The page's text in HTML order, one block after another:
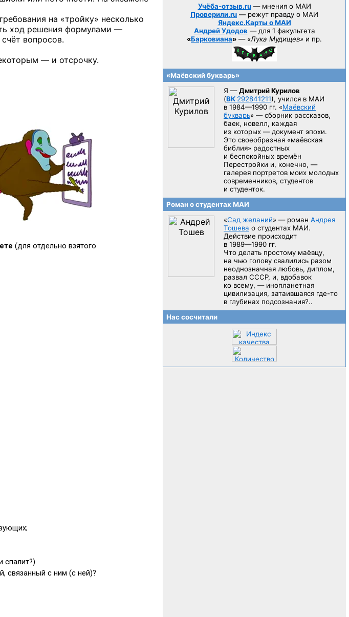
на «тройку» несколько
ход решения формулами —
вопросов.
— и отсрочку.
Учёба-отзыв.ru— мнения о МАИ
Проверили.ru — режут правду о МАИ
Яндекс.Карты о МАИ
Андрей Удодов — для 1 факультета
«Барковиана» — «Лука Мудищев» и пр.
«Маёвский букварь»
Я —Дмитрий Курилов
(ВК 292841211), учился в МАИ
в 1984—1990 гг. «Маёвский
букварь» — сборник рассказов,
баек, новелл, каждая
из которых — документ эпохи.
Это своеобразная «маёвская
библия» радостных
и беспокойных времён
Перестройки и, конечно, —
галерея портретов моих молодых
современников, студентов
и студенток.
Роман о студентах МАИ
«Сад желаний» — роман Андрея
Тошева о студентах МАИ.
Действие происходит
в 1989—1990 гг.
Что делать простому маёвцу,
на чью голову свалились разом
неоднозначная любовь, диплом,
развал CCCP, и, вдобавок
ко всему, — инопланетная
цивилизация, затаившаяся где-то
в глубинах подсознания?..
Нас сосчитали